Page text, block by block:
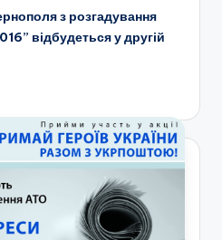
з розгадування
відбудеться у другій